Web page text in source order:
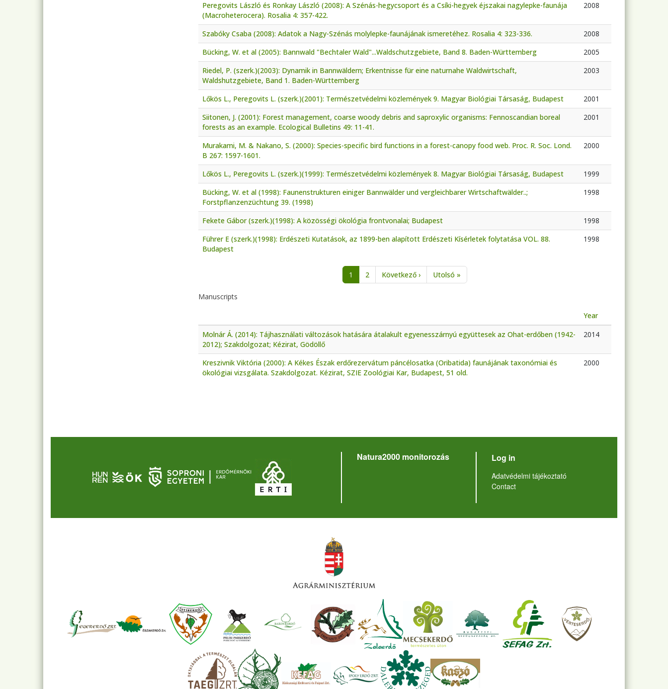
Peregovits László és Ronkay László (2008): A Szénás-hegycsoport és a Csíki-hegyek éjszakai nagylepke-faunája
(Macroheterocera). Rosalia 4: 357-422.
2008
Szabóky Csaba (2008): Adatok a Nagy-Szénás molylepke-faunájának ismeretéhez. Rosalia 4: 323-336.
2008
Bücking, W. et al (2005): Bannwald "Bechtaler Wald"...Waldschutzgebiete, Band 8. Baden-Württemberg
2005
Riedel, P. (szerk.)(2003): Dynamik in Bannwäldern; Erkentnisse für eine naturnahe Waldwirtschaft,
Waldshutzgebiete, Band 1. Baden-Württemberg
2003
Lőkös L., Peregovits L. (szerk.)(2001): Természetvédelmi közlemények 9. Magyar Biológiai Társaság, Budapest
2001
Siitonen, J. (2001): Forest management, coarse woody debris and saproxylic organisms: Fennoscandian boreal
forests as an example. Ecological Bulletins 49: 11-41.
2001
Murakami, M. & Nakano, S. (2000): Species-specific bird functions in a forest-canopy food web. Proc. R. Soc. Lond.
B 267: 1597-1601.
2000
Lőkös L., Peregovits L. (szerk.)(1999): Természetvédelmi közlemények 8. Magyar Biológiai Társaság, Budapest
1999
Bücking, W. et al (1998): Faunenstrukturen einiger Bannwälder und vergleichbarer Wirtschaftwälder..;
Forstpflanzenzüchtung 39. (1998)
1998
Fekete Gábor (szerk.)(1998): A közösségi ökológia frontvonalai; Budapest
1998
Führer E (szerk.)(1998): Erdészeti Kutatások, az 1899-ben alapított Erdészeti Kísérletek folytatása VOL. 88.
Budapest
1998
1 2 Következő ›Next page
Utolsó »
Manuscripts
Year
Molnár Á. (2014): Tájhasználati változások hatására átalakult egyenesszárnyú együttesek az Ohat-erdőben (1942-
2012); Szakdolgozat; Kézirat, Gödöllő
2014
Kreszivnik Viktória (2000): A Kékes Észak erdőrezervátum páncélosatka (Oribatida) faunájának taxonómiai és
ökológiai vizsgálata. Szakdolgozat. Kézirat, SZIE Zoológiai Kar, Budapest, 51 old.
2000
Natura2000 monitorozás User account menu
Log in
Lábléc
Adatvédelmi tájékoztató
Contact